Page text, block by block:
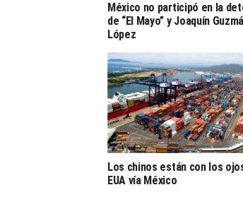
México no participó en la
de “El Mayo” y Joaquín
López
Los chinos están con los
EUA vía México